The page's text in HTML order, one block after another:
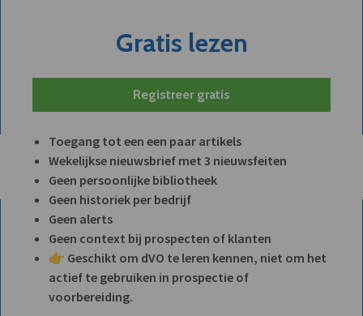
Gratis lezen
Registreer gratis
Toegang tot een een paar artikels
Wekelijkse nieuwsbrief met 3 nieuwsfeiten
Geen persoonlijke bibliotheek
Geen historiek per bedrijf
Geen alerts
Geen context bij prospecten of klanten
👉 Geschikt om dVO te leren kennen, niet om het
actief te gebruiken in prospectie of
voorbereiding.